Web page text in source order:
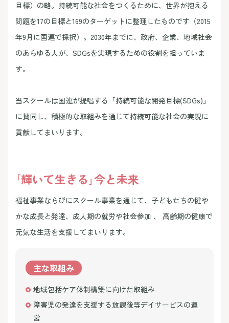
目標）の略。持続可能な社会をつくるために、世界が抱える
問題を17の目標と169のターゲットに整理したものです（2015
年9月に国連で採択）。2030年までに、政府、企業、地域社会
のあらゆる人が、SDGsを実現するための役割を担っていま
す。
当スクールは国連が提唱する「持続可能な開発目標(SDGs)」
に賛同し、積極的な取組みを通じて持続可能な社会の実現に
貢献してまいります。
｢輝いて生きる｣今と未来
福祉事業ならびにスクール事業を通じて、子どもたちの健や
かな成長と発達、成人期の就労や社会参加 、 高齢期の健康で
元気な生活を支援してまいります。
主な取組み
地域包括ケア体制構築に向けた取組み
障害児の発達を支援する放課後等デイサービスの運
営